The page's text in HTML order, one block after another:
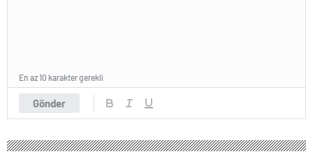
Gönder
En az 10 karakter gerekli